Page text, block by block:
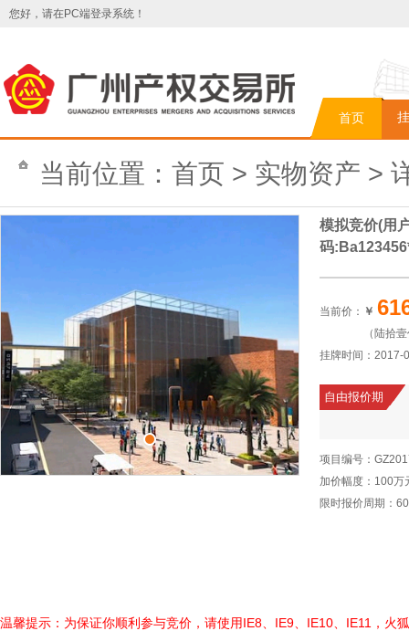
您好，请在PC端登录系统！
首页
当前位置： 首页 > 实物资产 >
模拟竞价(用
码
当前价： ￥
（陆拾
挂牌时间： 2017-
自由报价期
项目编号：
加价幅度： 100万
限时报价周期：
温馨提示：为保证你顺利参与竞价，请使用IE8、IE9、IE10、IE11，火